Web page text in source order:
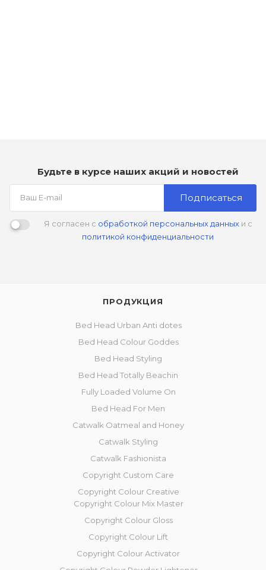
Будьте в курсе наших акций и новостей
Подписаться
Я согласен с обработкой персональных данныхи с
политикой конфиденциальности
ПРОДУКЦИЯ
Bed Head Urban Anti dotes
Bed Head Colour Goddes
Bed Head Styling
Bed Head Totally Beachin
Fully Loaded Volume On
Bed Head For Men
Catwalk Oatmeal and Honey
Catwalk Styling
Catwalk Fashionista
Copyright Custom Care
Copyright Colour Creative
Copyright Colour Mix Master
Copyright Сolour Gloss
Copyright Сolour Lift
Copyright Colour Activator